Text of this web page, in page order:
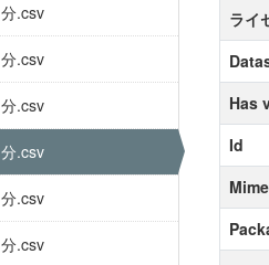
.csv
.csv
.csv
.csv
.csv
.csv
ライ
Has
Id